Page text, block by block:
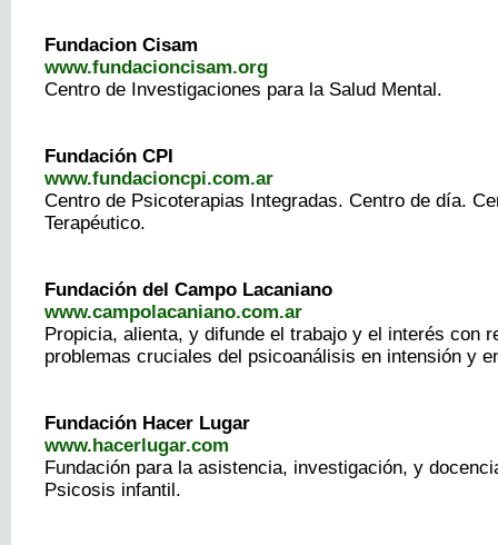
Fundacion Cisam
www.fundacioncisam.org
Centro de Investigaciones para la Salud Mental.
Fundación CPI
www.fundacioncpi.com.ar
Centro de Psicoterapias Integradas. Centro de día.
Terapéutico.
Fundación del Campo Lacaniano
www.campolacaniano.com.ar
Propicia, alienta, y difunde el trabajo y el interés con
problemas cruciales del psicoanálisis en intensión y
Fundación Hacer Lugar
www.hacerlugar.com
Fundación para la asistencia, investigación, y
Psicosis infantil.